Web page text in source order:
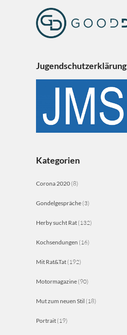
Jugendschutzerklärung
Kategorien
Corona 2020 (8)
Gondelgespräche (3)
Herby sucht Rat (132)
Kochsendungen (16)
Mit Rat&Tat (192)
Motormagazine (90)
Mut zum neuen Stil (18)
Portrait (19)